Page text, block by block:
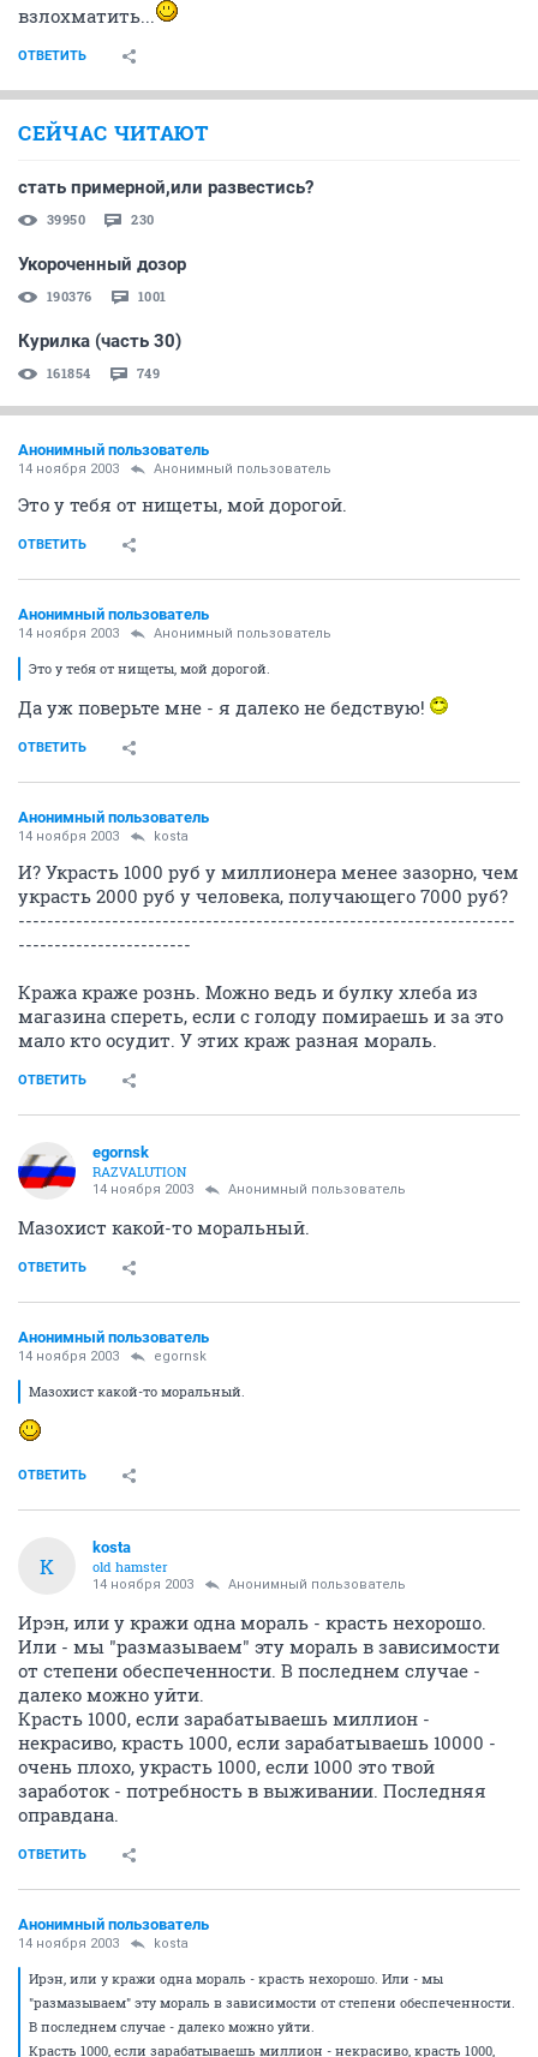
взлохматить...
ОТВЕТИТЬ
СЕЙЧАС ЧИТАЮТ
стать примерной,или развестись?
39950 230
Укороченный дозор
190376 1001
Курилка (часть 30)
161854 749
Анонимный пользователь
14 ноября 2003 Анонимный пользователь
Это у тебя от нищеты, мой дорогой.
ОТВЕТИТЬ
Анонимный пользователь
14 ноября 2003 Анонимный пользователь
Это у тебя от нищеты, мой дорогой.
Да уж поверьте мне - я далеко не бедствую!
ОТВЕТИТЬ
Анонимный пользователь
14 ноября 2003 kosta
И? Украсть 1000 руб у миллионера менее зазорно, чем
украсть 2000 руб у человека, получающего 7000 руб?
---------------------------------------------------------------------
------------------------
Кража краже рознь. Можно ведь и булку хлеба из
магазина спереть, если с голоду помираешь и за это
мало кто осудит. У этих краж разная мораль.
ОТВЕТИТЬ
egornsk
RAZVALUTION
14 ноября 2003 Анонимный пользователь
Мазохист какой-то моральный.
ОТВЕТИТЬ
Анонимный пользователь
14 ноября 2003 egornsk
Мазохист какой-то моральный.
ОТВЕТИТЬ
K
kosta
old hamster
14 ноября 2003 Анонимный пользователь
Ирэн, или у кражи одна мораль - красть нехорошо.
Или - мы "размазываем" эту мораль в зависимости
от степени обеспеченности. В последнем случае -
далеко можно уйти.
Красть 1000, если зарабатываешь миллион -
некрасиво, красть 1000, если зарабатываешь 10000 -
очень плохо, украсть 1000, если 1000 это твой
заработок - потребность в выживании. Последняя
оправдана.
ОТВЕТИТЬ
Анонимный пользователь
14 ноября 2003 kosta
Ирэн, или у кражи одна мораль - красть нехорошо. Или - мы
"размазываем" эту мораль в зависимости от степени обеспеченности.
В последнем случае - далеко можно уйти.
Красть 1000, если зарабатываешь миллион - некрасиво, красть 1000,